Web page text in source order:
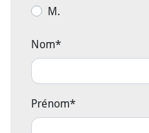
M.
Nom*
Prénom*